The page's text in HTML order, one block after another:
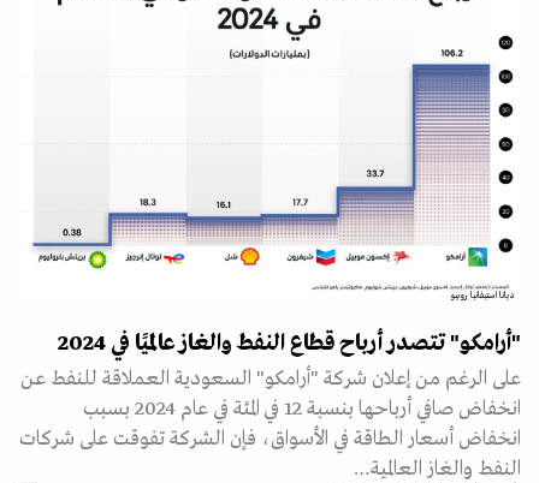
ديانا استيفانيا روبيو
"أرامكو" تتصدر أرباح قطاع النفط والغاز عالميًا في 2024
على الرغم من إعلان شركة "أرامكو" السعودية العملاقة للنفط عن
انخفاض صافي أرباحها بنسبة 12 في المئة في عام 2024 بسبب
انخفاض أسعار الطاقة في الأسواق، فإن الشركة تفوقت على شركات
النفط والغاز العالمية…